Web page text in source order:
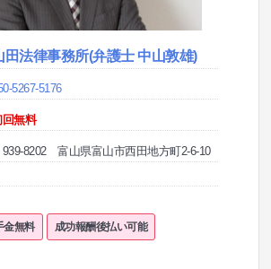
田法律事務所(弁護士 中山敦雄)
5267-5176
回無料
939-8202 富山県富山市西田地方町2-6-10
金無料 成功報酬後払い可能